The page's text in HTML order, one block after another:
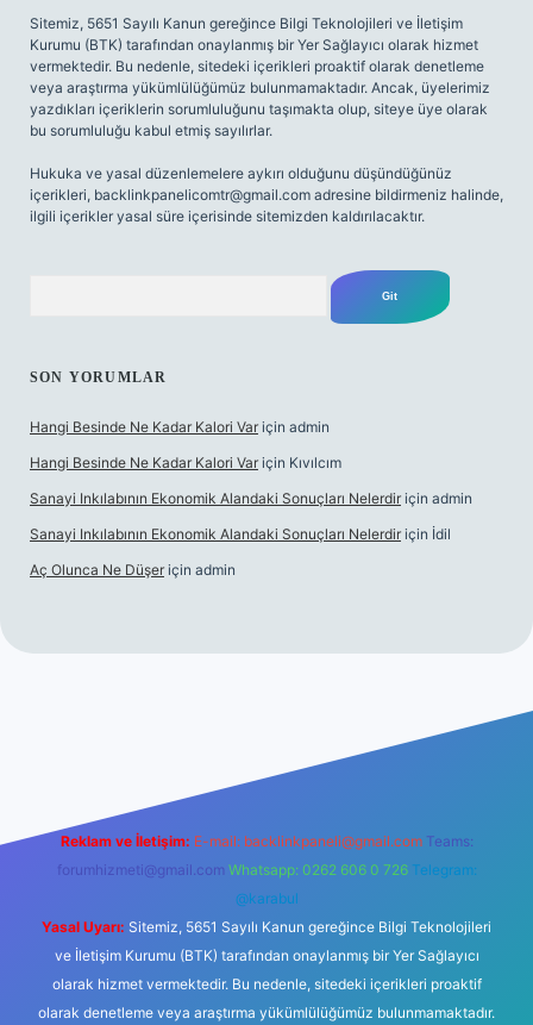
Sitemiz, 5651 Sayılı Kanun gereğince Bilgi Teknolojileri ve İletişim
Kurumu (BTK) tarafından onaylanmış bir Yer Sağlayıcı olarak hizmet
vermektedir. Bu nedenle, sitedeki içerikleri proaktif olarak denetleme
veya araştırma yükümlülüğümüz bulunmamaktadır. Ancak, üyelerimiz
yazdıkları içeriklerin sorumluluğunu taşımakta olup, siteye üye olarak
bu sorumluluğu kabul etmiş sayılırlar.
Hukuka ve yasal düzenlemelere aykırı olduğunu düşündüğünüz
içerikleri, backlinkpanelicomtr@gmail.com adresine bildirmeniz halinde,
ilgili içerikler yasal süre içerisinde sitemizden kaldırılacaktır.
SON YORUMLAR
Hangi Besinde Ne Kadar Kalori Var için admin
Hangi Besinde Ne Kadar Kalori Var için Kıvılcım
Sanayi Inkılabının Ekonomik Alandaki Sonuçları Nelerdir için admin
Sanayi Inkılabının Ekonomik Alandaki Sonuçları Nelerdir için İdil
Aç Olunca Ne Düşer için admin
Reklam ve İletişim: E-mail: backlinkpaneli@gmail.com Teams:
forumhizmeti@gmail.com Whatsapp: 0262 606 0 726 Telegram:
@karabul
Yasal Uyarı: Sitemiz, 5651 Sayılı Kanun gereğince Bilgi Teknolojileri
ve İletişim Kurumu (BTK) tarafından onaylanmış bir Yer Sağlayıcı
olarak hizmet vermektedir. Bu nedenle, sitedeki içerikleri proaktif
olarak denetleme veya araştırma yükümlülüğümüz bulunmamaktadır.